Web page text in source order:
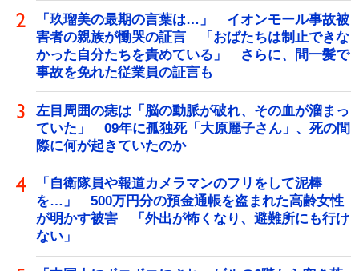
「玖瑠美の最期の言葉は…」 イオンモール事故被
害者の親族が慟哭の証言 「おばたちは制止できな
かった自分たちを責めている」 さらに、間一髪で
事故を免れた従業員の証言も
左目周囲の痣は「脳の動脈が破れ、その血が溜まっ
ていた」 09年に孤独死「大原麗子さん」、死の間
際に何が起きていたのか
「自衛隊員や報道カメラマンのフリをして泥棒
を…」 500万円分の預金通帳を盗まれた高齢女性
が明かす被害 「外出が怖くなり、避難所にも行け
ない」